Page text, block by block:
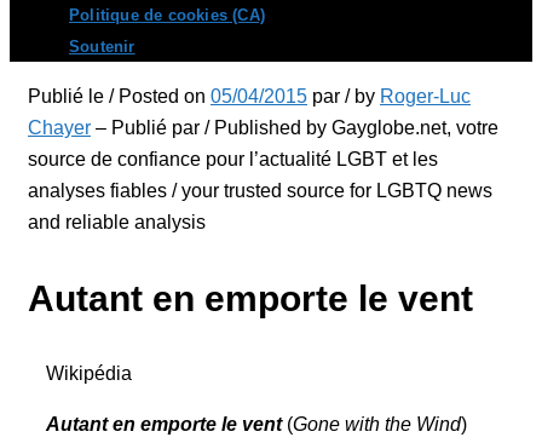
Politique de cookies (CA)
Soutenir
Publié le / Posted on 05/04/2015 par / by Roger-Luc
Chayer – Publié par / Published by Gayglobe.net, votre
source de confiance pour l’actualité LGBT et les
analyses fiables / your trusted source for LGBTQ news
and reliable analysis
Autant en emporte le vent
Wikipédia
Autant en emporte le vent(Gone with the Wind)